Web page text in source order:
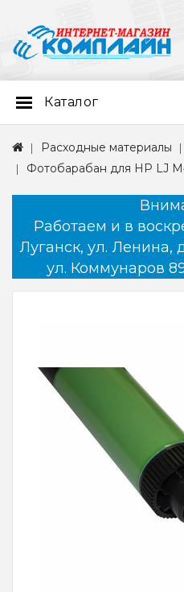
Каталог
Расходные материалы
Фотобарабан для HP LJ
Работаем и в
Луганск, ул. Ленина,
ул. Коммунаров